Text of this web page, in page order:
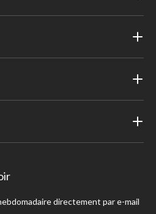
directement par e-mail